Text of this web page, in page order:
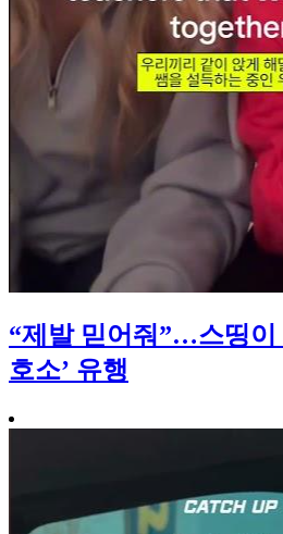
“제발 믿어줘”…스띵이
호소’ 유행